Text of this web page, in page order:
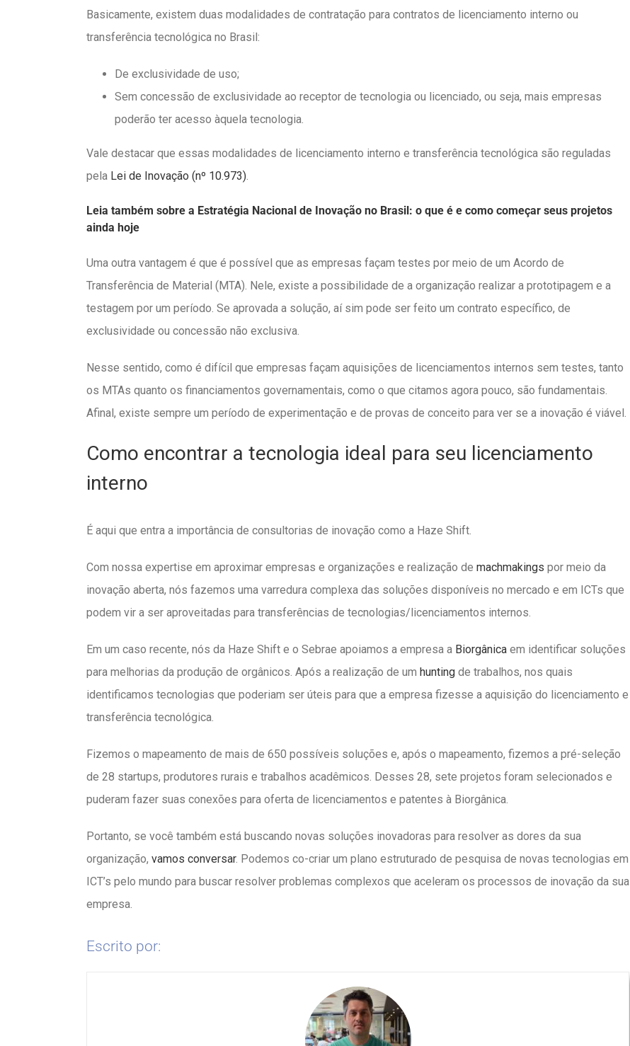
Basicamente, existem duas modalidades de contratação para contratos de licenciamento interno ou
transferência tecnológica no Brasil:
De exclusividade de uso;
Sem concessão de exclusividade ao receptor de tecnologia ou licenciado, ou seja, mais empresas
poderão ter acesso àquela tecnologia.
Vale destacar que essas modalidades de licenciamento interno e transferência tecnológica são reguladas
pela Lei de Inovação (nº 10.973).
Leia também sobre a Estratégia Nacional de Inovação no Brasil: o que é e como começar seus projetos
ainda hoje
Uma outra vantagem é que é possível que as empresas façam testes por meio de um Acordo de
Transferência de Material (MTA). Nele, existe a possibilidade de a organização realizar a prototipagem e a
testagem por um período. Se aprovada a solução, aí sim pode ser feito um contrato específico, de
exclusividade ou concessão não exclusiva.
Nesse sentido, como é difícil que empresas façam aquisições de licenciamentos internos sem testes, tanto
os MTAs quanto os financiamentos governamentais, como o que citamos agora pouco, são fundamentais.
Afinal, existe sempre um período de experimentação e de provas de conceito para ver se a inovação é viável.
Como encontrar a tecnologia ideal para seu licenciamento
interno
É aqui que entra a importância de consultorias de inovação como a Haze Shift.
Com nossa expertise em aproximar empresas e organizações e realização de machmakings por meio da
inovação aberta, nós fazemos uma varredura complexa das soluções disponíveis no mercado e em ICTs que
podem vir a ser aproveitadas para transferências de tecnologias/licenciamentos internos.
Em um caso recente, nós da Haze Shift e o Sebrae apoiamos a empresa a Biorgânica em identificar soluções
para melhorias da produção de orgânicos. Após a realização de um hunting de trabalhos, nos quais
identificamos tecnologias que poderiam ser úteis para que a empresa fizesse a aquisição do licenciamento e
transferência tecnológica.
Fizemos o mapeamento de mais de 650 possíveis soluções e, após o mapeamento, fizemos a pré-seleção
de 28 startups, produtores rurais e trabalhos acadêmicos. Desses 28, sete projetos foram selecionados e
puderam fazer suas conexões para oferta de licenciamentos e patentes à Biorgânica.
Portanto, se você também está buscando novas soluções inovadoras para resolver as dores da sua
organização, vamos conversar. Podemos co-criar um plano estruturado de pesquisa de novas tecnologias em
ICT’s pelo mundo para buscar resolver problemas complexos que aceleram os processos de inovação da sua
empresa.
Escrito por: